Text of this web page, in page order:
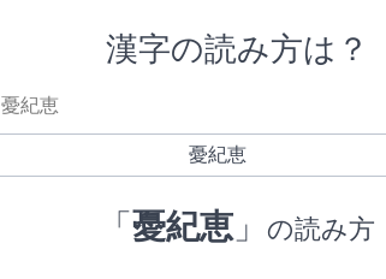
漢字の読み方は？
憂紀恵
「憂紀恵 」 の読み方